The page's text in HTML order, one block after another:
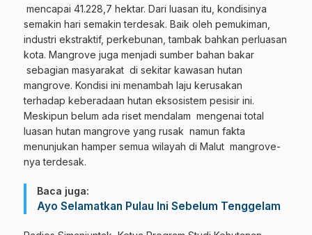
mencapai 41.228,7 hektar. Dari luasan itu, kondisinya
semakin hari semakin terdesak. Baik oleh pemukiman,
industri ekstraktif, perkebunan, tambak bahkan perluasan
kota. Mangrove juga menjadi sumber bahan bakar
sebagian masyarakat di sekitar kawasan hutan
mangrove. Kondisi ini menambah laju kerusakan
terhadap keberadaan hutan eksosistem pesisir ini.
Meskipun belum ada riset mendalam mengenai total
luasan hutan mangrove yang rusak namun fakta
menunjukan hamper semua wilayah di Malut mangrove-
nya terdesak.
Baca juga:
Ayo Selamatkan Pulau Ini Sebelum Tenggelam